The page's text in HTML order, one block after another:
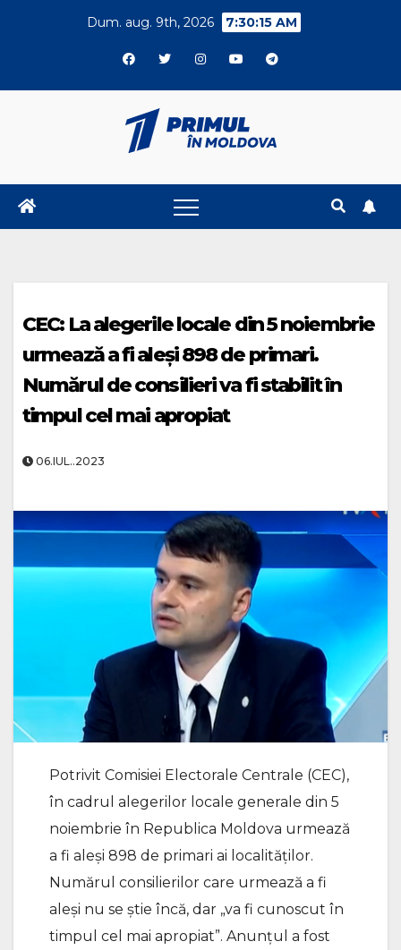
Dum. aug. 9th, 2026 7:30:15 AM
CEC: La alegerile locale din 5 noiembrie
urmează a fi aleși 898 de primari.
Numărul de consilieri va fi stabilit în
timpul cel mai apropiat
06.IUL..2023
Potrivit Comisiei Electorale Centrale (CEC),
în cadrul alegerilor locale generale din 5
noiembrie în Republica Moldova urmează
a fi aleși 898 de primari ai localităților.
Numărul consilierilor care urmează a fi
aleși nu se știe încă, dar „va fi cunoscut în
timpul cel mai apropiat”. Anunțul a fost